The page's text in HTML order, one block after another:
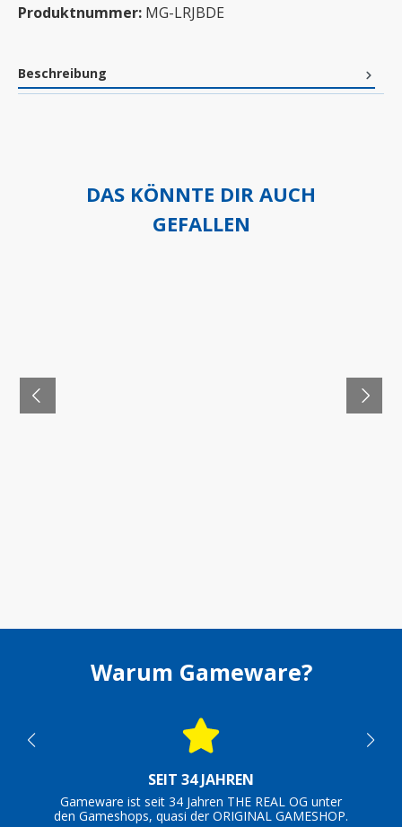
Produktnummer: MG-LRJBDE
Beschreibung
DAS KÖNNTE DIR AUCH
GEFALLEN
Warum Gameware?
SEIT 34 JAHREN
Gameware ist seit 34 Jahren THE REAL OG unter
den Gameshops, quasi der ORIGINAL GAMESHOP.